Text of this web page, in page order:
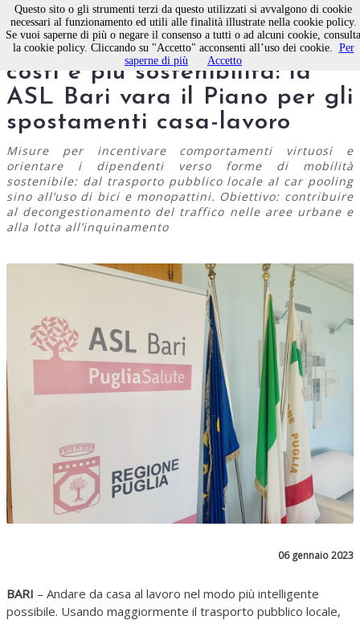
Mobilità intelligente, meno
costi e più sostenibilità: la
ASL Bari vara il Piano per gli
spostamenti casa-lavoro
Misure per incentivare comportamenti virtuosi e
orientare i dipendenti verso forme di mobilità
sostenibile: dal trasporto pubblico locale al car pooling
sino all’uso di bici e monopattini. Obiettivo: contribuire
al decongestionamento del traffico nelle aree urbane e
alla lotta all’inquinamento
06 gennaio 2023
BARI – Andare da casa al lavoro nel modo più intelligente
possibile. Usando maggiormente il trasporto pubblico locale,
Questo sito o gli strumenti terzi da questo utilizzati si avvalgono di cookie
necessari al funzionamento ed utili alle finalità illustrate nella cookie policy.
Se vuoi saperne di più o negare il consenso a tutti o ad alcuni cookie, consulta
la cookie policy. Cliccando su "Accetto" acconsenti all’uso dei cookie. Per
saperne di più
Accetto